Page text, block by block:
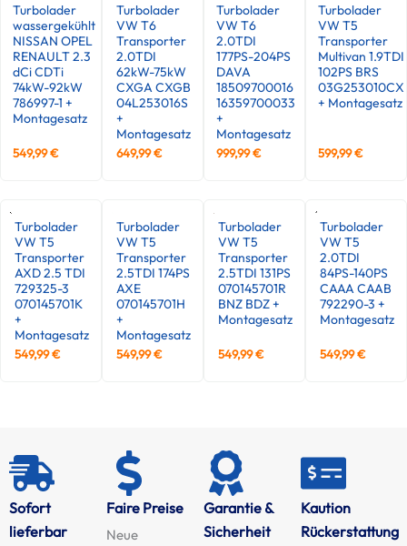
Turbolader
wassergekühlt
NISSAN OPEL
RENAULT 2.3
dCi CDTi
74kW-92kW
786997-1 +
Montagesatz
549,99€
Turbolader
VW T6
Transporter
2.0TDI
62kW-75kW
CXGA CXGB
04L253016S
+
Montagesatz
649,99€
Turbolader
VW T6
2.0TDI
177PS-204PS
DAVA
18509700016
16359700033
+
Montagesatz
999,99€
Turbolader
VW T5
Transporter
Multivan 1.9TDI
102PS BRS
03G253010CX
+ Montagesatz
599,99€
Turbolader
VW T5
Transporter
AXD 2.5 TDI
729325-3
070145701K
+
Montagesatz
549,99€
Turbolader
VW T5
Transporter
2.5TDI 174PS
AXE
070145701H
+
Montagesatz
549,99€
Turbolader
VW T5
Transporter
2.5TDI 131PS
070145701R
BNZ BDZ +
Montagesatz
549,99€
Turbolader
VW T5
2.0TDI
84PS-140PS
CAAA CAAB
792290-3 +
Montagesatz
549,99€
Sofort
lieferbar
Faire Preise
Neue
Garantie &
Sicherheit
Kaution
Rückerstattung